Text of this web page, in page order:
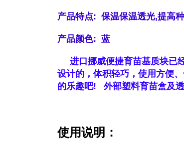
产品特点: 保温保温透光,提高
产品颜色: 蓝
进口挪威便捷育苗基质块已
设计的，体积轻巧，使用方便
的乐趣吧! 外部塑料育苗盒及
使用说明：